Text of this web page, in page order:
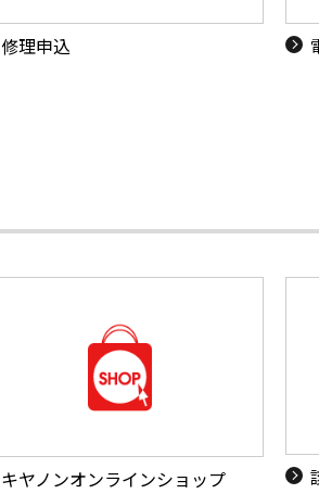
修理申込
キヤノンオンラインショップ